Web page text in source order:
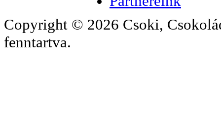
Copyright © 2026 Csoki,
fenntartva.